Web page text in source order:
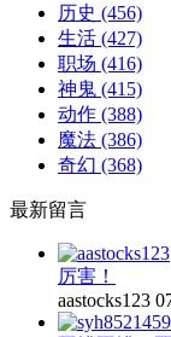
历史 (456)
生活 (427)
职场 (416)
神鬼 (415)
动作 (388)
魔法 (386)
奇幻 (368)
最新留言
厉害！
aastocks123